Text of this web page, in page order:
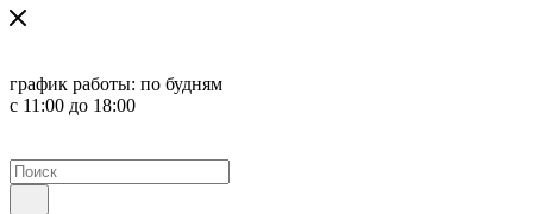
график работы: по будням
с 11:00 до 18:00